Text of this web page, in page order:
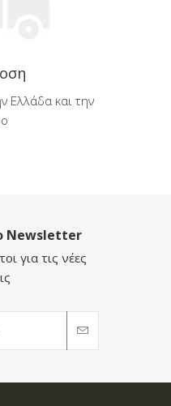
Ελλάδα και την
Newsletter
για τις νέες